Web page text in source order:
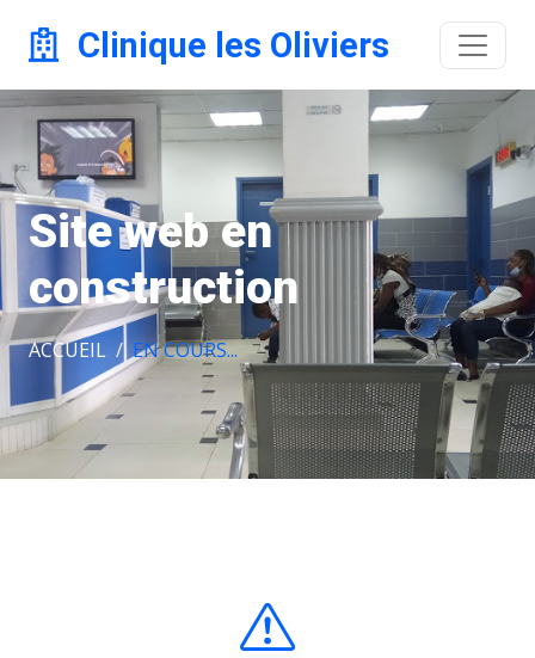
Clinique les Oliviers
Site web en
construction
ACCUEIL EN COURS...